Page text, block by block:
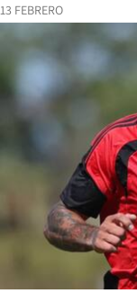
13 FEBRERO